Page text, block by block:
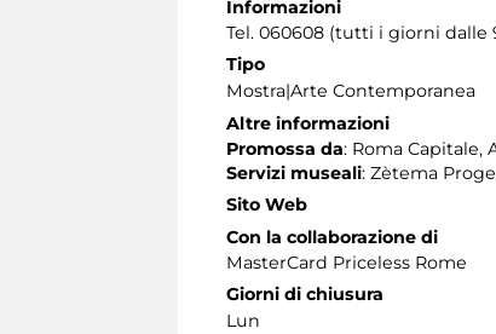
Informazioni
Tel. 060608 (tutti i giorni dalle
Tipo
Mostra|Arte Contemporanea
Altre informazioni
Promossa da: Roma Capitale,
Servizi museali: Zètema
Sito Web
Con la collaborazione di
MasterCard Priceless Rome
Giorni di chiusura
Lun